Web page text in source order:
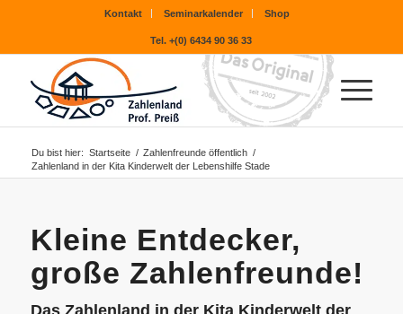
Kontakt Seminarkalender Shop
Tel. +(0) 6434 90 36 33
Du bist hier: Startseite / Zahlenfreunde öffentlich /
Zahlenland in der Kita Kinderwelt der Lebenshilfe Stade
Kleine Entdecker,
große Zahlenfreunde!
Das Zahlenland in der Kita Kinderwelt der